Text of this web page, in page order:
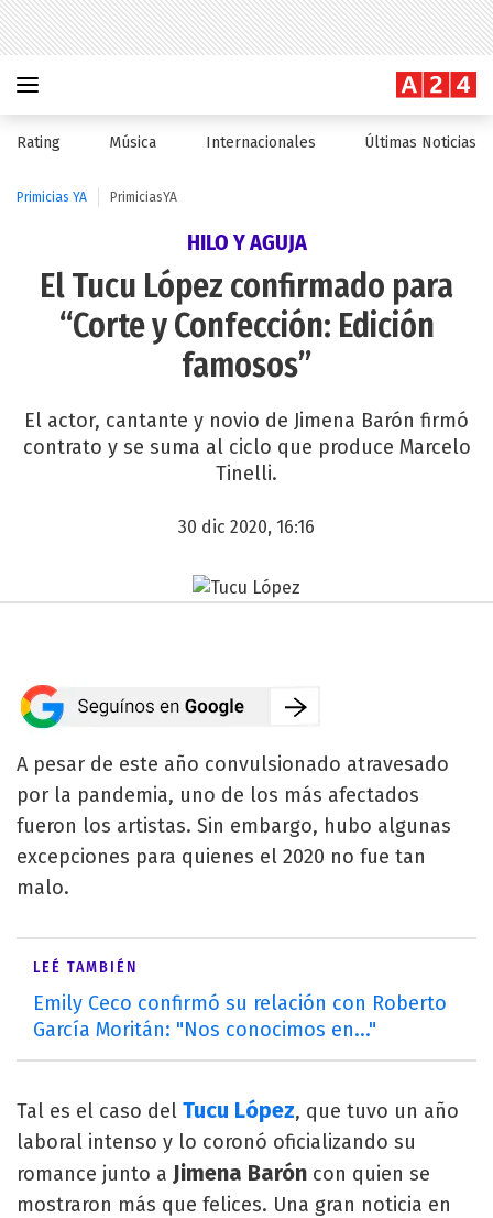
Rating Música Internacionales Últimas Noticias
Primicias YA PrimiciasYA
HILO Y AGUJA
El Tucu López confirmado para
“Corte y Confección: Edición
famosos”
El actor, cantante y novio de Jimena Barón firmó
contrato y se suma al ciclo que produce Marcelo
Tinelli.
30 dic 2020, 16:16
A pesar de este año convulsionado atravesado
por la pandemia, uno de los más afectados
fueron los artistas. Sin embargo, hubo algunas
excepciones para quienes el 2020 no fue tan
malo.
LEÉ TAMBIÉN
Emily Ceco confirmó su relación con Roberto
García Moritán: "Nos conocimos en..."
Tal es el caso del Tucu López, que tuvo un año
laboral intenso y lo coronó oficializando su
romance junto a Jimena Barón con quien se
mostraron más que felices. Una gran noticia en